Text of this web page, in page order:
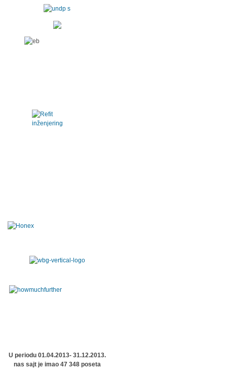
U periodu 01.04.2013- 31.12.2013.
nas sajt je imao 47 348 poseta